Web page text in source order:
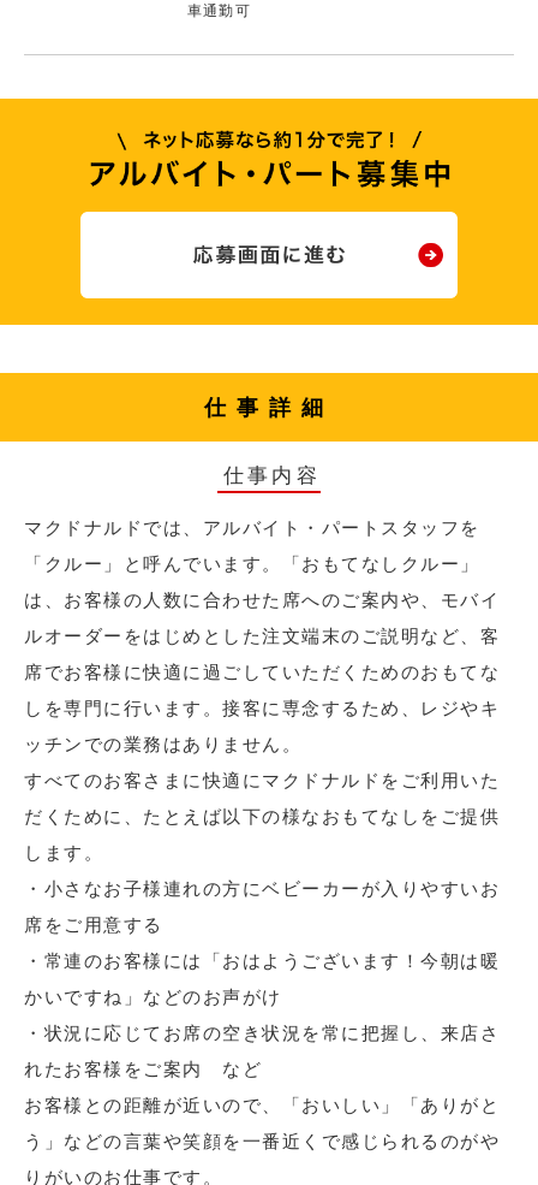
車通勤可
仕事詳細
仕事内容
マクドナルドでは、アルバイト・パートスタッフを
「クルー」と呼んでいます。「おもてなしクルー」
は、お客様の人数に合わせた席へのご案内や、モバイ
ルオーダーをはじめとした注文端末のご説明など、客
席でお客様に快適に過ごしていただくためのおもてな
しを専門に行います。接客に専念するため、レジやキ
ッチンでの業務はありません。
すべてのお客さまに快適にマクドナルドをご利用いた
だくために、たとえば以下の様なおもてなしをご提供
します。
・小さなお子様連れの方にベビーカーが入りやすいお
席をご用意する
・常連のお客様には「おはようございます！今朝は暖
かいですね」などのお声がけ
・状況に応じてお席の空き状況を常に把握し、来店さ
れたお客様をご案内 など
お客様との距離が近いので、「おいしい」「ありがと
う」などの言葉や笑顔を一番近くで感じられるのがや
りがいのお仕事です。